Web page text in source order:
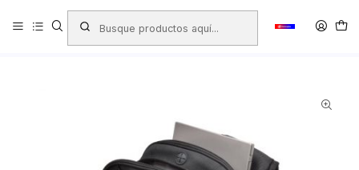
Productos MOCHILAS - BOLSOS - ESTUCHES - NECESER
Mochilas para Notebook
MOCHILA NOTEBOOK KENSINGTON KNS K62238 CONTOUR 17''